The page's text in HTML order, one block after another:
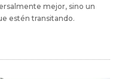
mejor, sino un
estén transitando.